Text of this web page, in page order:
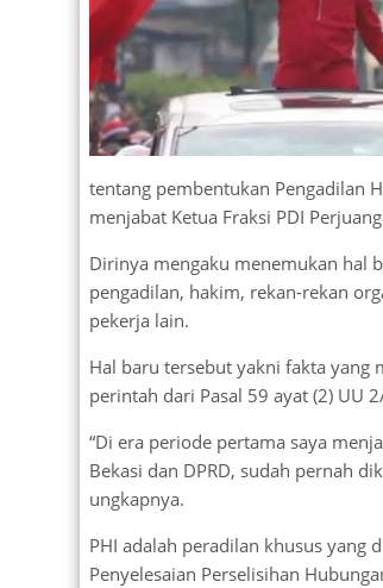
tentang pembentukan Pengadilan
menjabat Ketua Fraksi PDI
Dirinya mengaku menemukan hal
pengadilan, hakim, rekan-rekan
pekerja lain.
Hal baru tersebut yakni fakta yang
perintah dari Pasal 59 ayat (2) UU
“Di era periode pertama saya
Bekasi dan DPRD, sudah pernah
ungkapnya.
PHI adalah peradilan khusus yang
Penyelesaian Perselisihan